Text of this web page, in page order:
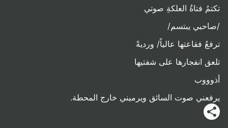
تكتمُ فتاةُ العلكةِ صوتي
/صاحبي يبتسم/
ترفعُ فقاعتها عالياً/ ورديةً
تلعق انفجارها على شفتيها
أذوووب
يرفعني صوت السائق ويرميني خارج المحطة.